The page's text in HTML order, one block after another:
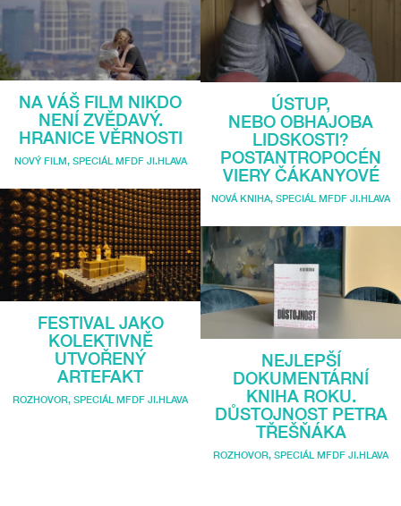
NA VÁŠ FILM NIKDO
NENÍ ZVĚDAVÝ.
HRANICE VĚRNOSTI
NOVÝ FILM, SPECIÁL MFDF JI.HLAVA
FESTIVAL JAKO
KOLEKTIVNĚ
UTVOŘENÝ
ARTEFAKT
ROZHOVOR, SPECIÁL MFDF JI.HLAVA
ÚSTUP,
NEBO OBHAJOBA
LIDSKOSTI?
POSTANTROPOCÉN
VIERY ČÁKANYOVÉ
NOVÁ KNIHA, SPECIÁL MFDF JI.HLAVA
NEJLEPŠÍ
DOKUMENTÁRNÍ
KNIHA ROKU.
DŮSTOJNOST PETRA
TŘEŠŇÁKA
ROZHOVOR, SPECIÁL MFDF JI.HLAVA